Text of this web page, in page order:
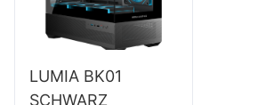
LUMIA BK01
SCHWARZ